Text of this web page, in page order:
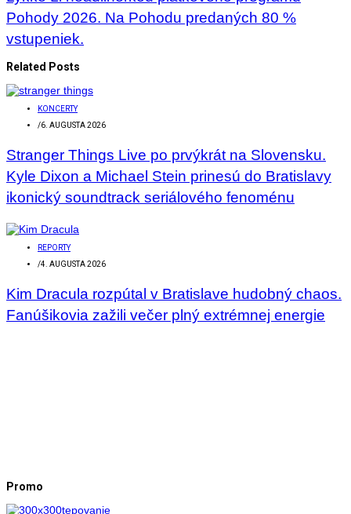
Pohody 2026. Na Pohodu predaných 80 %
vstupeniek.
Related Posts
KONCERTY
/6. AUGUSTA 2026
Stranger Things Live po prvýkrát na Slovensku.
Kyle Dixon a Michael Stein prinesú do Bratislavy
ikonický soundtrack seriálového fenoménu
REPORTY
/4. AUGUSTA 2026
Kim Dracula rozpútal v Bratislave hudobný chaos.
Fanúšikovia zažili večer plný extrémnej energie
Promo